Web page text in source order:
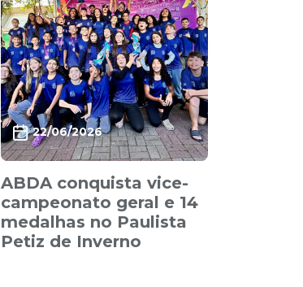
22/06/2026
ABDA conquista vice-
campeonato geral e 14
medalhas no Paulista
Petiz de Inverno